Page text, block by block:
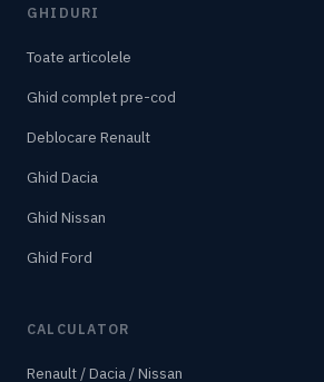
GHIDURI
Toate articolele
Ghid complet pre-cod
Deblocare Renault
Ghid Dacia
Ghid Nissan
Ghid Ford
CALCULATOR
Renault / Dacia / Nissan